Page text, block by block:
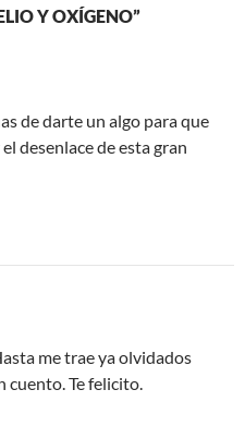
Y OXÍGENO”
de darte un algo para que
desenlace de esta gran
me trae ya olvidados
cuento. Te felicito.